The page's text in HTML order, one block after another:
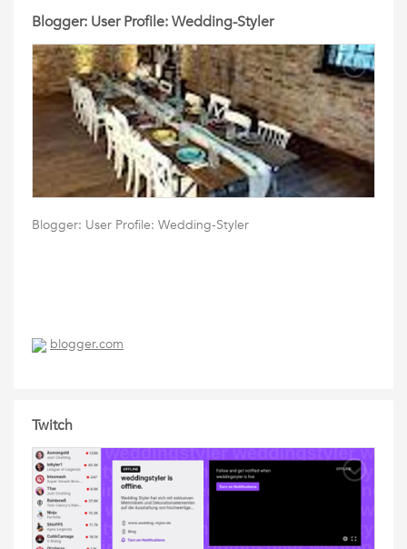
Blogger: User Profile: Wedding-Styler
Blogger: User Profile: Wedding-Styler
blogger.com
Twitch